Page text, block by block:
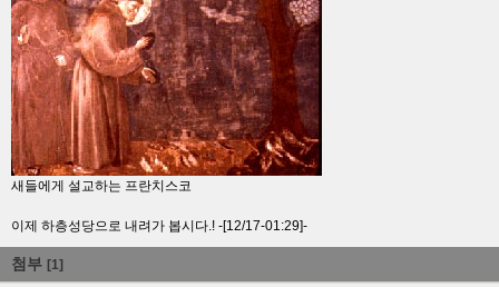
새들에게 설교하는 프란치스코
이제 하층성당으로 내려가 봅시다.! -[12/17-01:29]-
첨부 [1]